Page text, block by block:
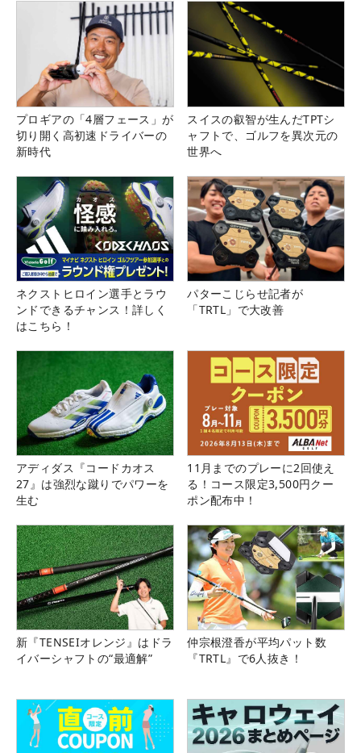
プロギアの「4層フェース」が
切り開く高初速ドライバーの
新時代
スイスの叡智が生んだTPTシ
ャフトで、ゴルフを異次元の
世界へ
ネクストヒロイン選手とラウ
ンドできるチャンス！詳しく
はこちら！
パターこじらせ記者が
「TRTL」で大改善
アディダス『コードカオス
27』は強烈な蹴りでパワーを
生む
11月までのプレーに2回使え
る！コース限定3,500円クー
ポン配布中！
新『TENSEIオレンジ』はドラ
イバーシャフトの“最適解”
仲宗根澄香が平均パット数
『TRTL』で6人抜き！